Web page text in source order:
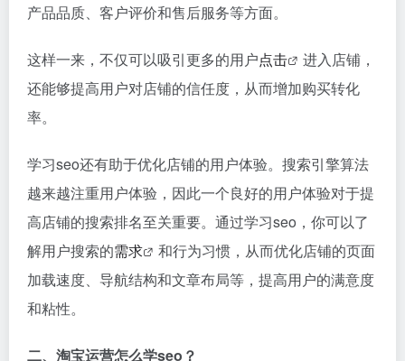
产品品质、客户评价和售后服务等方面。
这样一来，不仅可以吸引更多的用户点击
进入店铺，
还能够提高用户对店铺的信任度，从而增加购买转化
率。
学习seo还有助于优化店铺的用户体验。搜索引擎算法
越来越注重用户体验，因此一个良好的用户体验对于提
高店铺的搜索排名至关重要。通过学习seo ，你可以了
解用户搜索的需求
和行为习惯，从而优化店铺的页面
加载速度、导航结构和文章布局等，提高用户的满意度
和粘性。
二、淘宝运营怎么学seo？